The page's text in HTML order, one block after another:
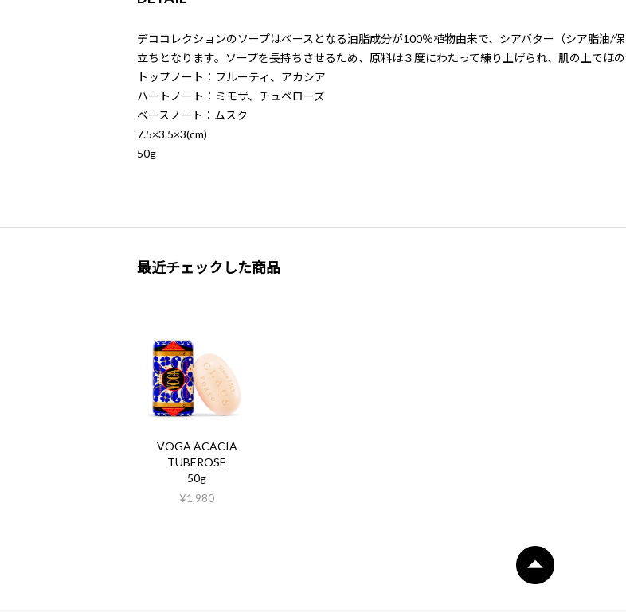
デココレクションのソープはベースとなる油脂成分が100％植物由来で、シアバター（シア脂油/
立ちとなります。ソープを長持ちさせるため、原料は３度にわたって練り上げられ、肌の上でほの
トップノート：フルーティ、アカシア
ハートノート：ミモザ、チュベローズ
ベースノート：ムスク
7.5×3.5×3(cm)
50g
最近チェックした商品
VOGA ACACIA
TUBEROSE
50g
¥1,980